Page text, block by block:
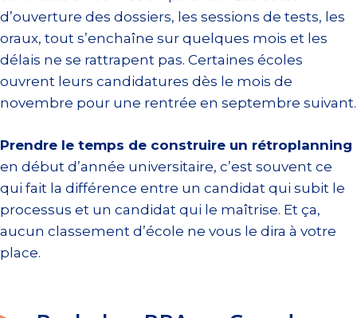
d’ouverture des dossiers, les sessions de tests, les
oraux, tout s’enchaîne sur quelques mois et les
délais ne se rattrapent pas. Certaines écoles
ouvrent leurs candidatures dès le mois de
novembre pour une rentrée en septembre suivant.
Prendre le temps de construire un rétroplanning
en début d’année universitaire, c’est souvent ce
qui fait la différence entre un candidat qui subit le
processus et un candidat qui le maîtrise. Et ça,
aucun classement d’école ne vous le dira à votre
place.